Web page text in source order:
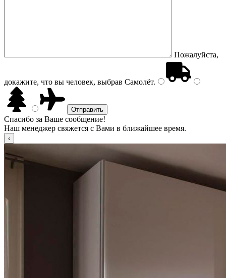
Пожалуйста,
докажите, что вы человек, выбрав Самолёт.
Спасибо за Ваше сообщение!
Наш менеджер свяжется с Вами в ближайшее время.